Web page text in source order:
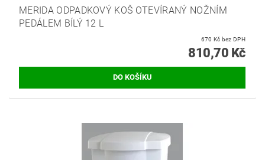
MERIDA ODPADKOVÝ KOŠ OTEVÍRANÝ NOŽNÍM
PEDÁLEM BÍLÝ 12 L
670 Kč bez DPH
810,70 Kč